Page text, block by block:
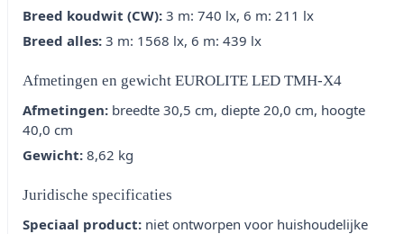
Breed koudwit (CW): 3 m: 740 lx, 6 m: 211 lx
Breed alles: 3 m: 1568 lx, 6 m: 439 lx
Afmetingen en gewicht EUROLITE LED TMH-X4
Afmetingen: breedte 30,5 cm, diepte 20,0 cm, hoogte
40,0 cm
Gewicht: 8,62 kg
Juridische specificaties
Speciaal product: niet ontworpen voor huishoudelijke